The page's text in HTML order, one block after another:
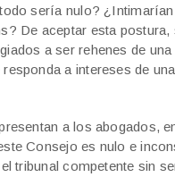
sería nulo?
De aceptar esta
a ser rehenes de
responda a intereses de
a los abogados,
Consejo es nulo e
tribunal competente sin